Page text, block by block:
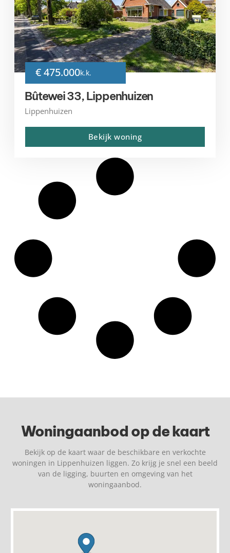
€ 475.000k.k.
Bûtewei 33, Lippenhuizen
Lippenhuizen
Bekijk woning
Woningaanbod op de kaart
Bekijk op de kaart waar de beschikbare en verkochte
woningen in Lippenhuizen liggen. Zo krijg je snel een beeld
van de ligging, buurten en omgeving van het
woningaanbod.